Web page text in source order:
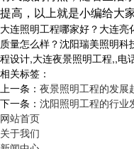
提高，以上就是小编给大
大连照明工程哪家好？大连
质量怎么样？沈阳瑞美照明
程设计,大连夜景照明工程,,电
相关标签：
上一条： 夜景照明工程的发展
下一条： 沈阳照明工程的行业
网站首页
关于我们